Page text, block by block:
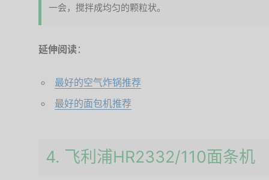
一会，搅拌成均匀的颗粒状。
延伸阅读 ：
最好的空气炸锅推荐
最好的面包机推荐
4. 飞利浦HR2332/110面条机